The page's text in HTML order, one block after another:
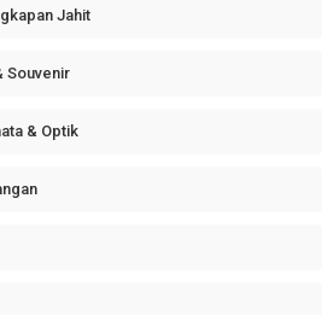
Jahit
Souvenir
& Optik